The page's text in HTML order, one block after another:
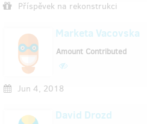
Příspěvek na rekonstrukci
Marketa Vacovska
Jun 4, 2018
Amount Contributed
David Drozd